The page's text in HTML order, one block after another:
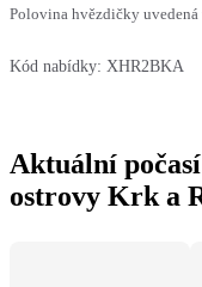
Polovina hvězdičky
Kód nabídky: XHR2BKA
Aktuální
ostrovy Krk a